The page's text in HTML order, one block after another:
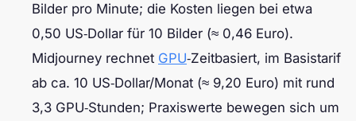
Bilder pro Minute; die Kosten liegen bei etwa
0,50 US‑Dollar für 10 Bilder (≈ 0,46 Euro).
Midjourney rechnet GPU‑Zeitbasiert, im Basistarif
ab ca. 10 US‑Dollar/Monat (≈ 9,20 Euro) mit rund
3,3 GPU‑Stunden; Praxiswerte bewegen sich um